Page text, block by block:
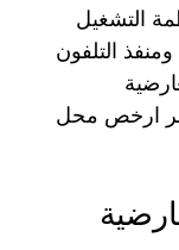
التشغيل
التلفون
ارخص محل